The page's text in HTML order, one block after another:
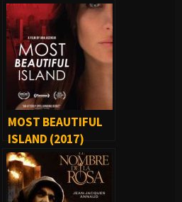
MOST BEAUTIFUL
ISLAND (2017)